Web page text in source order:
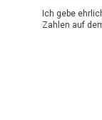
Ich gebe
Zahlen auf